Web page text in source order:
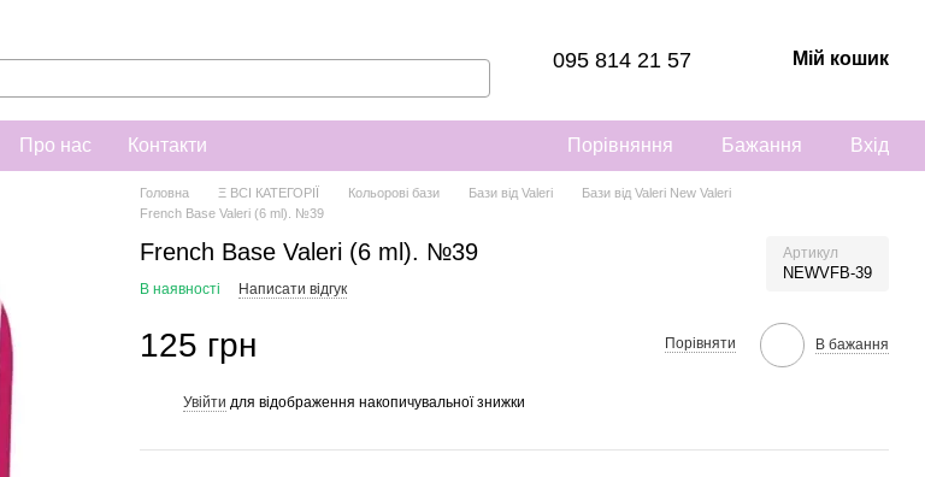
095 814 21 57 Мій кошик
Про нас Контакти Порівняння Бажання Вхід
Головна Ξ ВСІ КАТЕГОРІЇ Кольорові бази Бази від Valeri
Бази від Valeri New Valeri
French Base Valeri (6 ml). №39
French Base Valeri (6 ml). №39 Артикул
NEWVFB-39
В наявності Написати відгук
125 грн Порівняти В бажання
Увійти для відображення накопичувальної знижки